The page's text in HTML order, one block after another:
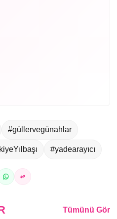
#güllervegünahlar
#yadearayıcı
Tümünü Gör